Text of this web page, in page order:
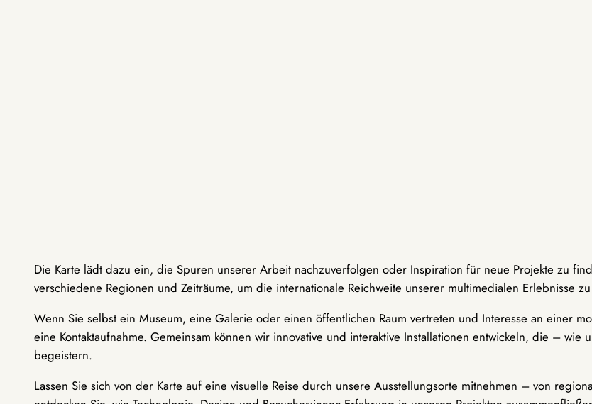
Die Karte lädt dazu ein, die Spuren unserer Arbeit nachzuverfolgen oder Inspiration für neue Projekte zu
verschiedene Regionen und Zeiträume, um die internationale Reichweite unserer multimedialen Erlebnisse
Wenn Sie selbst ein Museum, eine Galerie oder einen öffentlichen Raum vertreten und Interesse an einer
eine Kontaktaufnahme. Gemeinsam können wir innovative und interaktive Installationen entwickeln, die –
begeistern.
Lassen Sie sich von der Karte auf eine visuelle Reise durch unsere Ausstellungsorte mitnehmen – von